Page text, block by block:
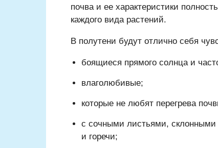
почва и ее характеристики
каждого вида растений.
В полутени будут отлично себя
боящиеся прямого солнца и
влаголюбивые;
которые не любят перегрева
с сочными листьями, склонными
и горечи;